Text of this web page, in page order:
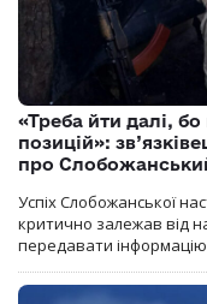
«Треба йти далі,
позицій»:
про
Успіх Слобожанської
критично залежав від
передавати